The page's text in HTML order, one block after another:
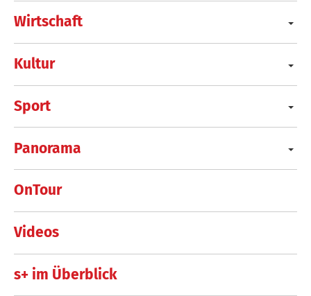
Wirtschaft
Kultur
Sport
Panorama
OnTour
Videos
s+ im Überblick